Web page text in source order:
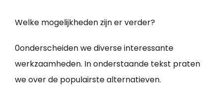
Welke mogelijkheden zijn er verder?
0onderscheiden we diverse interessante
werkzaamheden. In onderstaande tekst praten
we over de populairste alternatieven.